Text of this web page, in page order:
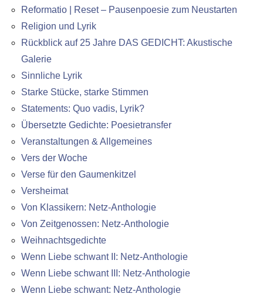
Reformatio | Reset – Pausenpoesie zum Neustarten
Religion und Lyrik
Rückblick auf 25 Jahre DAS GEDICHT: Akustische
Galerie
Sinnliche Lyrik
Starke Stücke, starke Stimmen
Statements: Quo vadis, Lyrik?
Übersetzte Gedichte: Poesietransfer
Veranstaltungen & Allgemeines
Vers der Woche
Verse für den Gaumenkitzel
Versheimat
Von Klassikern: Netz-Anthologie
Von Zeitgenossen: Netz-Anthologie
Weihnachtsgedichte
Wenn Liebe schwant II: Netz-Anthologie
Wenn Liebe schwant III: Netz-Anthologie
Wenn Liebe schwant: Netz-Anthologie